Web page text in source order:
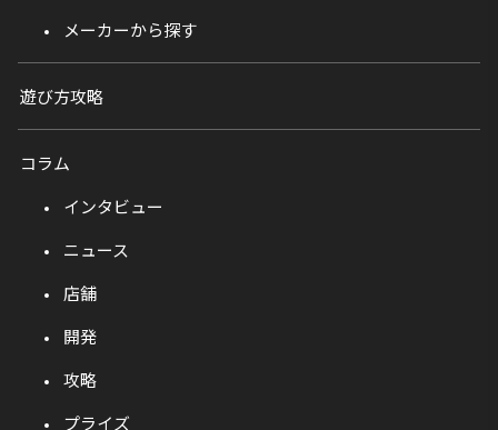
メーカーから探す
遊び方攻略
コラム
インタビュー
ニュース
店舗
開発
攻略
プライズ